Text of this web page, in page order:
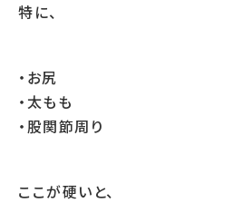
特に、
・お尻
・太もも
・股関節周り
ここが硬いと、